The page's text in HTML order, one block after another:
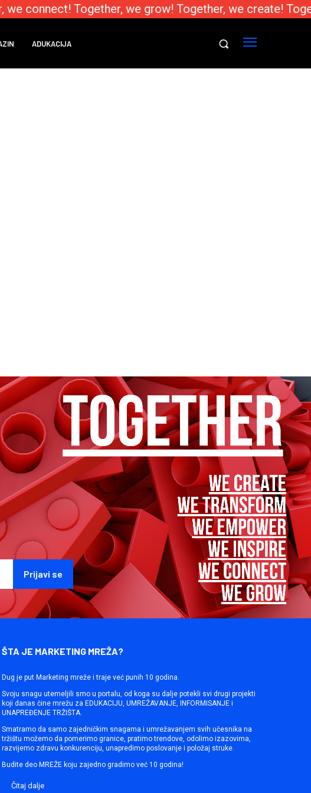
connect! Together, we grow! Together, we create!
ADUKACIJA
ŠTA JE MARKETING MREŽA?
Dug je put Marketing mreže i traje već punih 10 godina.
Svoju snagu utemeljili smo u portalu, od koga su dalje potekli svi drugi projekti
koji danas čine mrežu za EDUKACIJU, UMREŽAVANJE, INFORMISANJE i
UNAPREĐENJE TRŽIŠTA.
Smatramo da samo zajedničkim snagama i umrežavanjem svih učesnika na
tržištu možemo da pomerimo granice, pratimo trendove, odolimo izazovima,
razvijemo zdravu konkurenciju, unapredimo poslovanje i položaj struke.
Budite deo MREŽE koju zajedno gradimo već 10 godina!
Čitaj dalje